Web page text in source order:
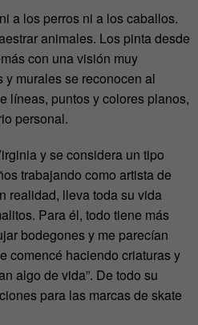
a los perros ni a los caballos.
animales. Los pinta desde
con una visión muy
murales se reconocen al
líneas, puntos y colores planos,
personal.
y se considera un tipo
trabajando como artista de
realidad, lleva toda su vida
Para él, todo tiene más
bodegones y me parecían
comencé haciendo criaturas y
algo de vida”. De todo su
para las marcas de skate